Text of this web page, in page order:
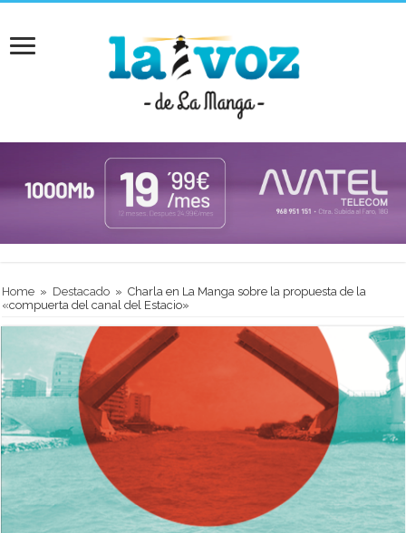
Home » Destacado » Charla en La Manga sobre la propuesta de la
«compuerta del canal del Estacio»